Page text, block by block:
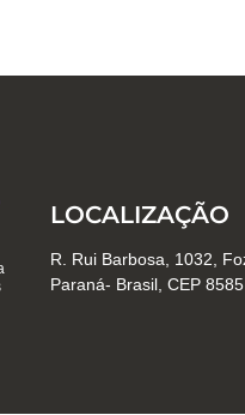
LOCALIZAÇÃO
R. Rui Barbosa, 1032,
Paraná- Brasil, CEP